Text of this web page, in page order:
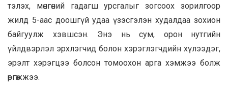
тэлэх, мөнгөний гадагш урсгалыг зогсоох зорилгоор
жилд 5-аас доошгүй удаа үзэсгэлэн худалдаа зохион
байгуулж хэвшсэн. Энэ нь сум, орон нутгийн
үйлдвэрлэл эрхлэгчид болон хэрэглэгчдийн хүлээдэг,
эрэлт хэрэгцээ болсон томоохон арга хэмжээ болж
өргөжжээ.